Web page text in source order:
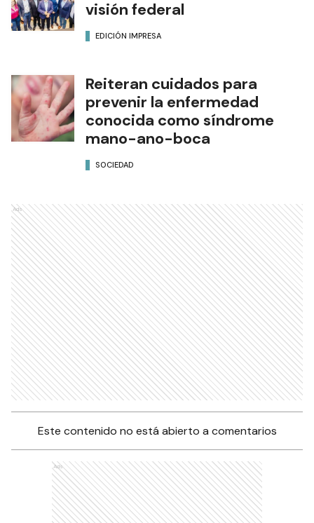
visión federal
EDICIÓN IMPRESA
Reiteran cuidados para
prevenir la enfermedad
conocida como síndrome
mano-ano-boca
SOCIEDAD
Ads
Este contenido no está abierto a comentarios
Ads